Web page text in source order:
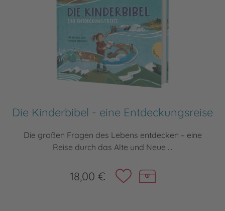
Die Kinderbibel - eine Entdeckungsreise
Die großen Fragen des Lebens entdecken – eine
Reise durch das Alte und Neue ...
18,00 €